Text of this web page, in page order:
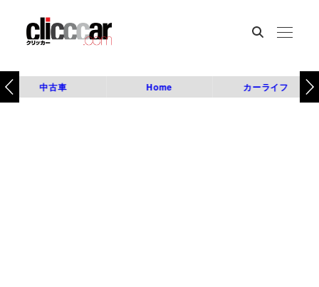
中古車 Home カーライフ